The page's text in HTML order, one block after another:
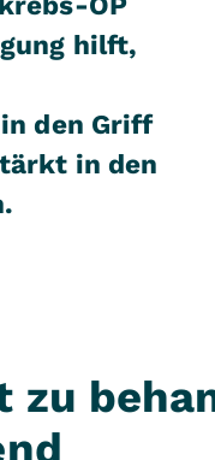
hilft,
den Griff
in den
zu